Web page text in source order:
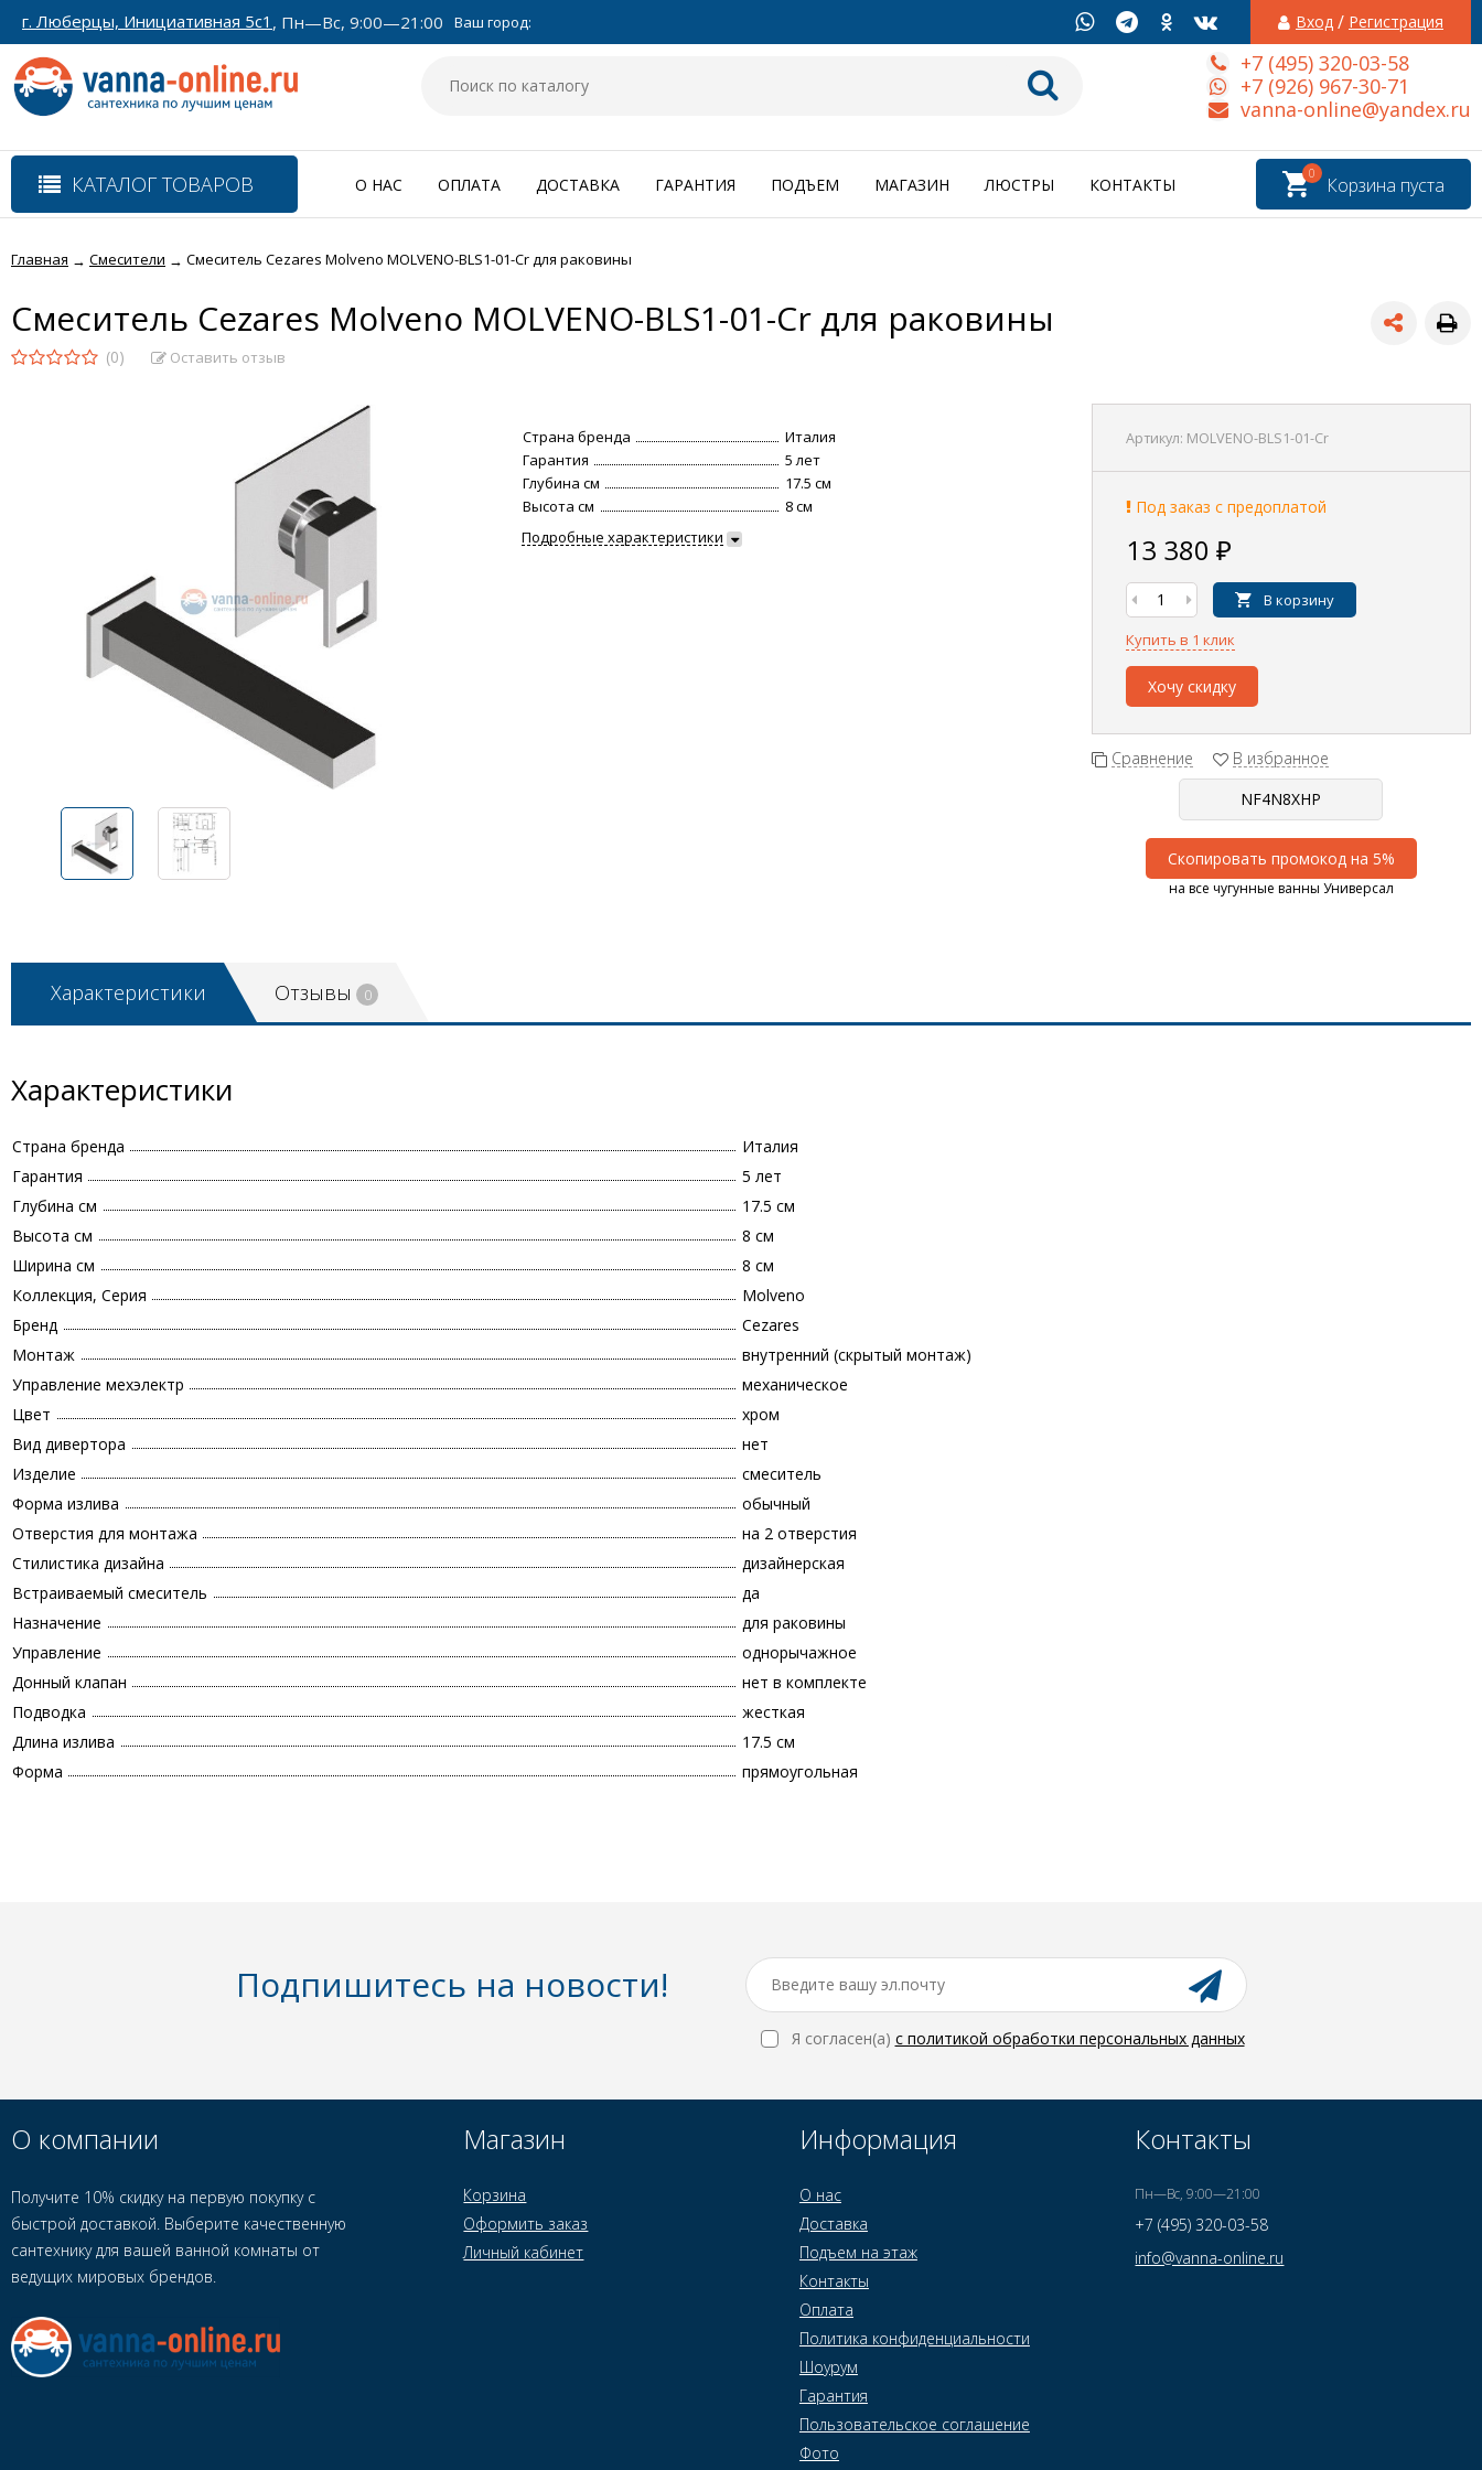
г. Люберцы, Инициативная 5с1 , Пн—Вс, 9:00—21:00 Ваш город: Вход / Регистрация
+7 (495) 320-03-58
+7 (926) 967-30-71
vanna-online@yandex.ru
КАТАЛОГ ТОВАРОВ Корзина пуста
0
О НАС ОПЛАТА ДОСТАВКА ГАРАНТИЯ ПОДЪЕМ МАГАЗИН ЛЮСТРЫ КОНТАКТЫ
Главная → Смесители → Смеситель Cezares Molveno MOLVENO-BLS1-01-Cr для раковины
Смеситель Cezares Molveno MOLVENO-BLS1-01-Cr для раковины
(0) Оставить отзыв
Артикул: MOLVENO-BLS1-01-Cr
Под заказ с предоплатой
13 380 ₽
В корзину
Купить в 1 клик
Хочу скидку
Сравнение В избранное
Скопировать промокод на 5%
на все чугунные ванны Универсал
Страна бренда
Италия
Гарантия
5 лет
Глубина см
17.5 см
Высота см
8 см
Подробные характеристики
Характеристики Отзывы 0
Характеристики
Страна бренда
Италия
Гарантия
5 лет
Глубина см
17.5 см
Высота см
8 см
Ширина см
8 см
Коллекция, Серия
Molveno
Бренд
Cezares
Монтаж
внутренний (скрытый монтаж)
Управление мехэлектр
механическое
Цвет
хром
Вид дивертора
нет
Изделие
смеситель
Форма излива
обычный
Отверстия для монтажа
на 2 отверстия
Стилистика дизайна
дизайнерская
Встраиваемый смеситель
да
Назначение
для раковины
Управление
однорычажное
Донный клапан
нет в комплекте
Подводка
жесткая
Длина излива
17.5 см
Форма
прямоугольная
Подпишитесь на новости!
Я согласен(a) с политикой обработки персональных данных
О компании
Получите 10% скидку на первую покупку с
быстрой доставкой. Выберите качественную
сантехнику для вашей ванной комнаты от
ведущих мировых брендов.
Магазин
Корзина
Оформить заказ
Личный кабинет
Информация
О нас
Доставка
Подъем на этаж
Контакты
Оплата
Политика конфиденциальности
Шоурум
Гарантия
Пользовательское соглашение
Фото
Контакты
Пн—Вс, 9:00—21:00
+7 (495) 320-03-58
info@vanna-online.ru